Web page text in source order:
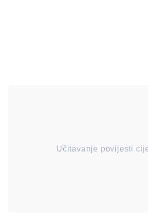
Učitavanje povijesti